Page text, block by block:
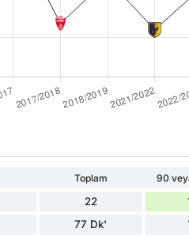
Toplam 90
22
77 Dk'